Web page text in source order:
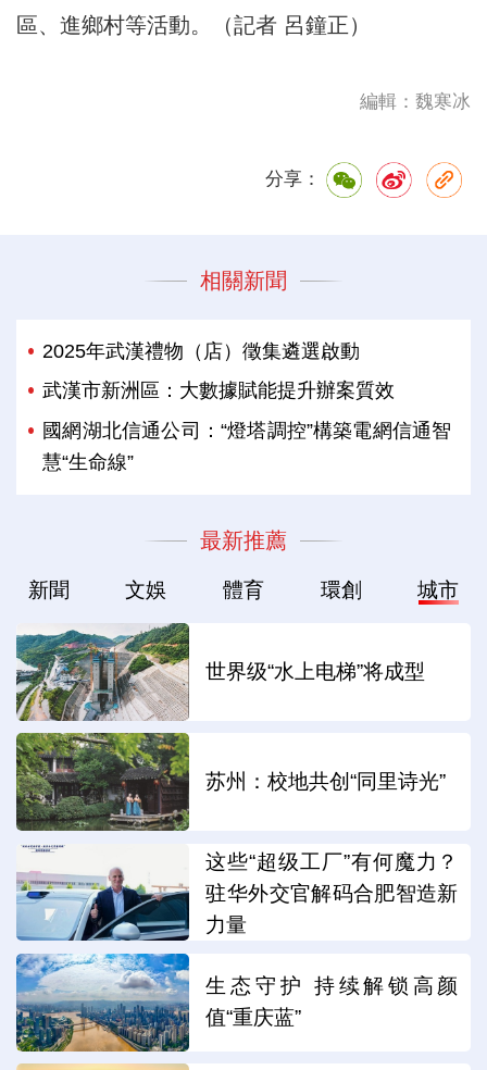
區、進鄉村等活動。（記者 呂鐘正）
編輯：魏寒冰
分享：
相關新聞
2025年武漢禮物（店）徵集遴選啟動
武漢市新洲區：大數據賦能提升辦案質效
國網湖北信通公司：“燈塔調控”構築電網信通智
慧“生命線”
最新推薦
新聞 文娛 體育 環創 城市
世界级“水上电梯”将成型
苏州：校地共创“同里诗光”
这些“超级工厂”有何魔力？
驻华外交官解码合肥智造新
力量
生态守护 持续解锁高颜
值“重庆蓝”